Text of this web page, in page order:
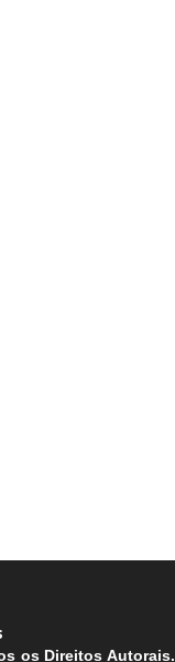
os Direitos Autorais.